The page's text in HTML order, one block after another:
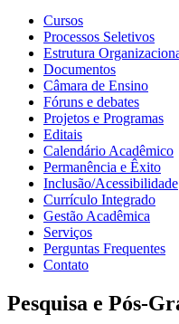
Cursos
Processos Seletivos
Estrutura
Documentos
Câmara de Ensino
Fóruns e debates
Projetos e Programas
Editais
Calendário Acadêmico
Permanência e Êxito
Inclusão/Acessibilidade
Currículo Integrado
Gestão Acadêmica
Serviços
Perguntas Frequentes
Contato
Pesquisa e Pós-